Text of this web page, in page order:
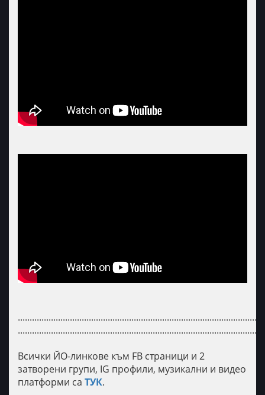
Всички ЙО-линкове към FB страници и 2
затворени групи, IG профили, музикални и видео
платформи са ТУК.